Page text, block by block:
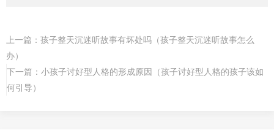
上一篇： 孩子整天沉迷听故事有坏处吗（孩子整天沉迷听故事怎么
办）
下一篇： 小孩子讨好型人格的形成原因（孩子讨好型人格的孩子该如
何引导）